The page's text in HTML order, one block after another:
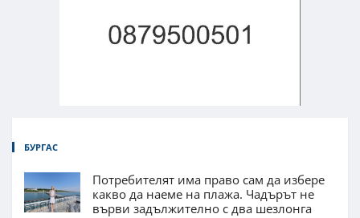
БУРГАС
Потребителят има право сам да избере
какво да наеме на плажа. Чадърът не
върви задължително с два шезлонга